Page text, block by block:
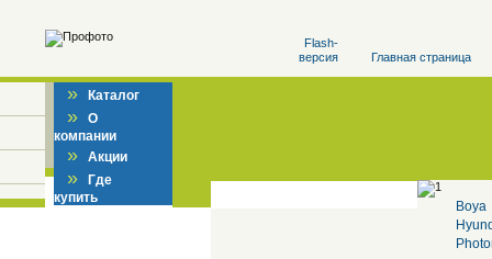
Flash-
версия
Главная страница
» Каталог
» О
компании
» Акции
» Где
купить
Boya